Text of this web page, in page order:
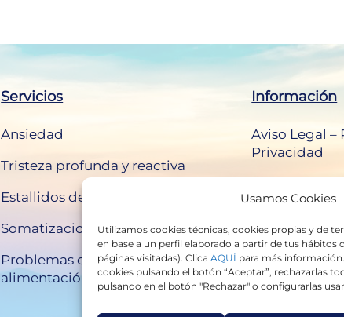
Usamos Cookies
Utilizamos cookies técnicas, cookies propias y de
en base a un perfil elaborado a partir de tus hábitos
páginas visitadas). Clica AQUÍ para más
cookies pulsando el botón “Aceptar”, rechazarlas
pulsando en el botón "Rechazar" o configurarlas
Servicios
Ansiedad
Tristeza profunda y reactiva
Estallidos de ira
Somatizaciones
Problemas con la
alimentación
Información
Aviso Legal –
Privacidad